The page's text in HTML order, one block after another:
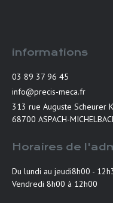
informations
03 89 37 96 45
info@precis-meca.fr
313 rue Auguste Scheurer
68700 ASPACH-
Horaires de
Du lundi au jeudi8h00 -
Vendredi 8h00 à 12h00